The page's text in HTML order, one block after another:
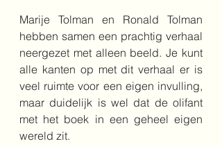
Marije Tolman en Ronald Tolman
hebben samen een prachtig verhaal
neergezet met alleen beeld. Je kunt
alle kanten op met dit verhaal er is
veel ruimte voor een eigen invulling,
maar duidelijk is wel dat de olifant
met het boek in een geheel eigen
wereld zit.